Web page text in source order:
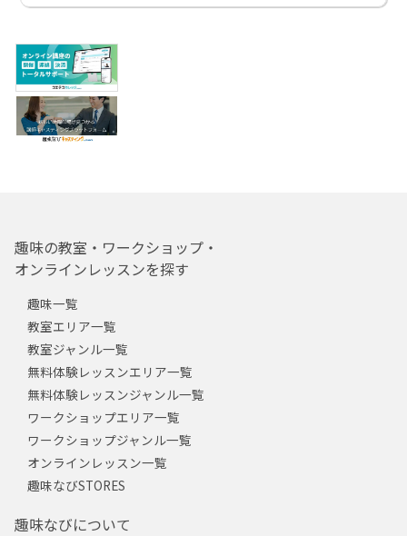
趣味の教室・ワークショップ・
オンラインレッスンを探す
趣味一覧
教室エリア一覧
教室ジャンル一覧
無料体験レッスンエリア一覧
無料体験レッスンジャンル一覧
ワークショップエリア一覧
ワークショップジャンル一覧
オンラインレッスン一覧
趣味なびSTORES
趣味なびについて